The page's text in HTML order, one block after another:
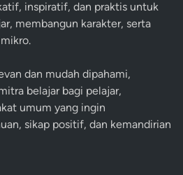
inspiratif, dan praktis untuk
membangun karakter, serta
dan mudah dipahami,
belajar bagi pelajar,
umum yang ingin
sikap positif, dan kemandirian